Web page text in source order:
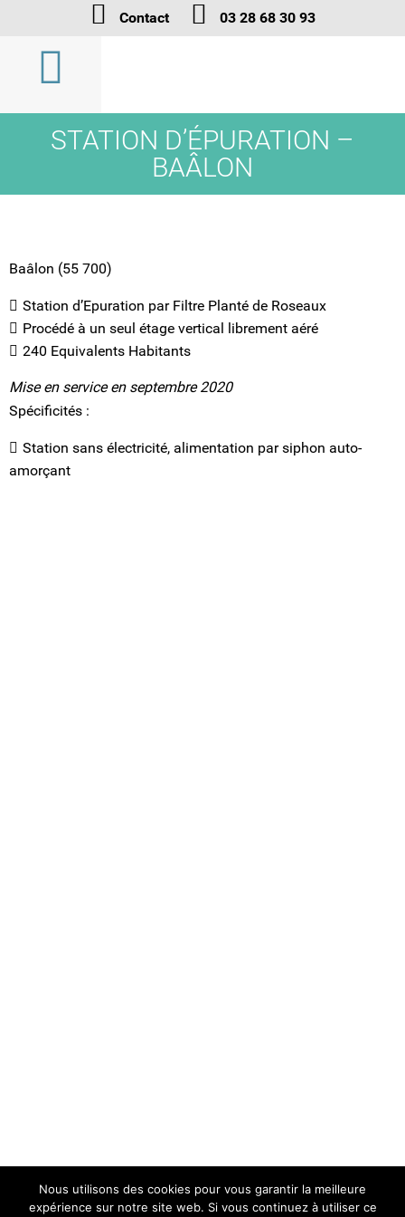
Contact 03 28 68 30 93
STATION D’ÉPURATION –
BAÂLON
Baâlon (55 700)
Station d’Epuration par Filtre Planté de Roseaux
Procédé à un seul étage vertical librement aéré
240 Equivalents Habitants
Mise en service en septembre 2020
Spécificités :
Station sans électricité, alimentation par siphon auto-
amorçant
Nous utilisons des cookies pour vous garantir la meilleure
expérience sur notre site web. Si vous continuez à utiliser ce